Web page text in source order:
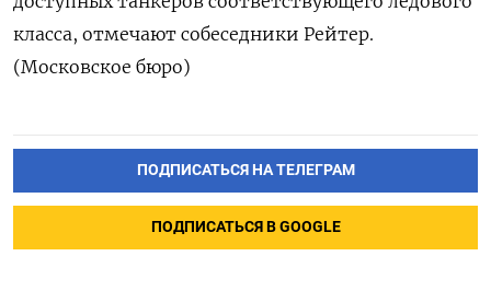
класса, отмечают собеседники Рейтер.
(Московское бюро)
ПОДПИСАТЬСЯ НА ТЕЛЕГРАМ
ПОДПИСАТЬСЯ В GOOGLE